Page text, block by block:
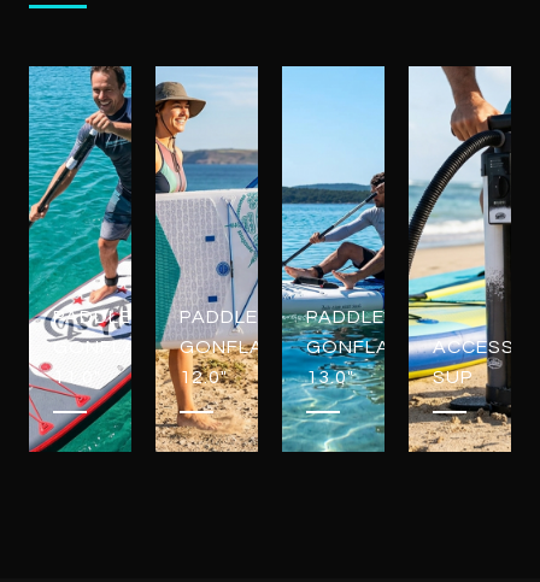
PADDLES
GONFLABLES
11.0"
PADDLES
GONFLABLES
12.0"
PADDLES
GONFLABLES
13.0"
SUP